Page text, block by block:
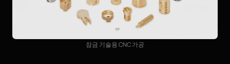
잠금 기술용 CNC 가공